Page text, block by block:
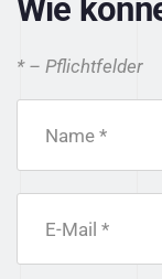
Wie
* – Pflichtfelder
Name *
E-Mail *